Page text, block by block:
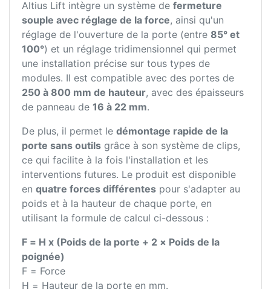
Altius Lift intègre un système de fermeture
souple avec réglage de la force, ainsi qu'un
réglage de l'ouverture de la porte (entre 85° et
100°) et un réglage tridimensionnel qui permet
une installation précise sur tous types de
modules. Il est compatible avec des portes de
250 à 800 mm de hauteur, avec des épaisseurs
de panneau de 16 à 22 mm.
De plus, il permet le démontage rapide de la
porte sans outils grâce à son système de clips,
ce qui facilite à la fois l'installation et les
interventions futures. Le produit est disponible
en quatre forces différentes pour s'adapter au
poids et à la hauteur de chaque porte, en
utilisant la formule de calcul ci-dessous :
F = H x (Poids de la porte + 2 × Poids de la
poignée)
F = Force
H = Hauteur de la porte en mm.